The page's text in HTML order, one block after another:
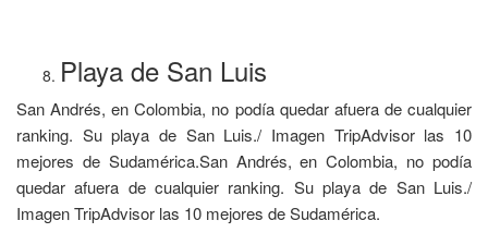
Playa de San Luis
San Andrés, en Colombia, no podía quedar afuera de cualquier
ranking. Su playa de San Luis./ Imagen TripAdvisor las 10
mejores de Sudamérica.San Andrés, en Colombia, no podía
quedar afuera de cualquier ranking. Su playa de San Luis./
Imagen TripAdvisor las 10 mejores de Sudamérica.